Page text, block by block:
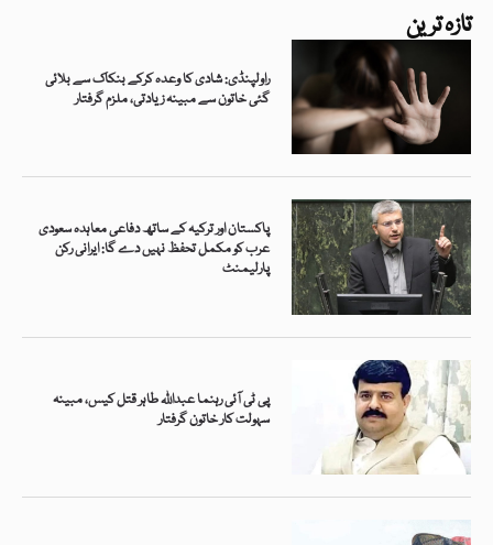
تازہ ترین
راولپنڈی: شادی کا وعدہ کرکے بنکاک سے بلائی
گئی خاتون سے مبینہ زیادتی، ملزم گرفتار
پاکستان اور ترکیہ کے ساتھ دفاعی معاہدہ سعودی
عرب کو مکمل تحفظ نہیں دے گا: ایرانی رکن
پارلیمنٹ
پی ٹی آئی رہنما عبداللہ طاہر قتل کیس، مبینہ
سہولت کار خاتون گرفتار